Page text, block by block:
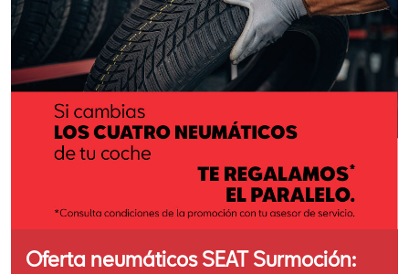
Oferta neumáticos SEAT Surmoción: